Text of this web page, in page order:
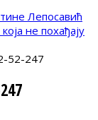
не похађају
52-247